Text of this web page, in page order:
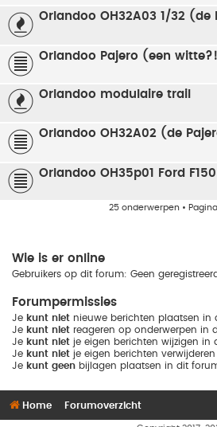
Orlandoo OH32A03 1/32 (de
Orlandoo Pajero (een
Orlandoo modulaire trail
Orlandoo OH32A02 (de
Orlandoo OH35p01 Ford F150
25 onderwerpen • Pagina
Wie is er online
Gebruikers op dit forum: Geen
Forumpermissies
Je kunt niet nieuwe berichten plaatsen in
Je kunt niet reageren op onderwerpen in
Je kunt niet je eigen berichten wijzigen in
Je kunt niet je eigen berichten
Je kunt geen bijlagen plaatsen in dit
Home Forumoverzicht